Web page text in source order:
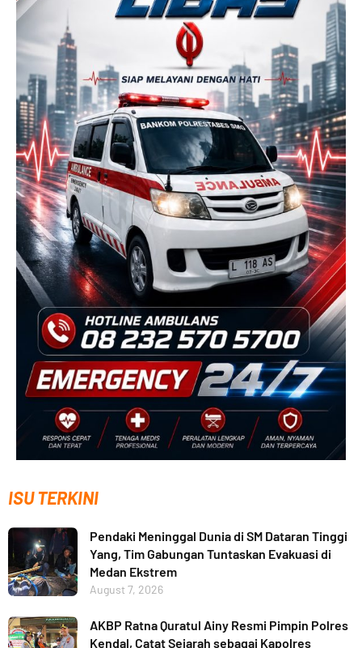
ISU TERKINI
Pendaki Meninggal Dunia di SM Dataran Tinggi
Yang, Tim Gabungan Tuntaskan Evakuasi di
Medan Ekstrem
August 7, 2026
AKBP Ratna Quratul Ainy Resmi Pimpin Polres
Kendal, Catat Sejarah sebagai Kapolres